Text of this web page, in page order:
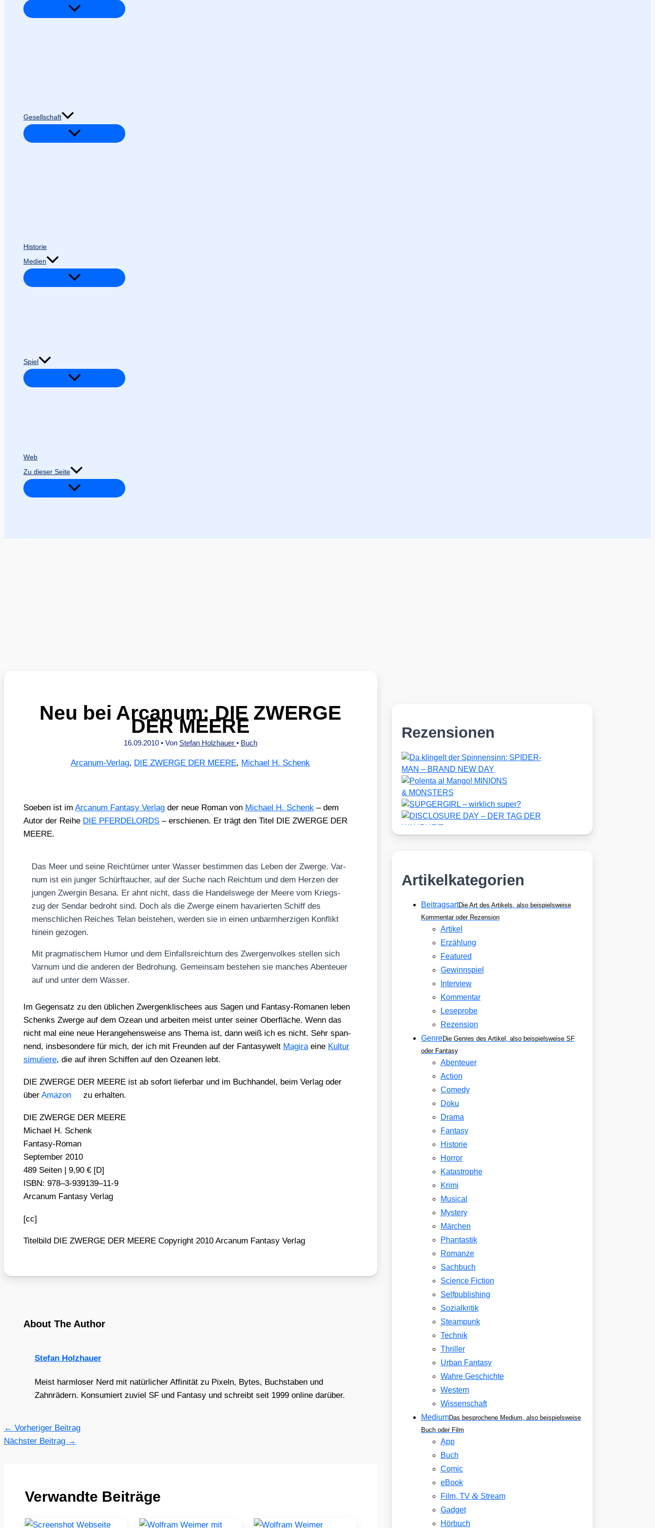
Gesellschaft
Historie
Medien
Spiel
Web
Zu dieser Seite
Neu bei Arcanum: DIE ZWERGE
DER MEERE
16.09.2010 • Von Stefan Holzhauer • Buch
Arcanum-Verlag, DIE ZWERGE DER MEERE, Michael H. Schenk
Soeben ist im Arca­num Fan­ta­sy Ver­lag der neue Roman von Micha­el H. Schenk – dem
Autor der Rei­he DIE PFERDELORDS – erschie­nen. Er trägt den Titel DIE ZWERGE DER
MEERE.
Das Meer und sei­ne Reich­tü­mer unter Was­ser bestim­men das Leben der Zwer­ge. Var­
num ist ein jun­ger Schürf­tau­cher, auf der Suche nach Reich­tum und dem Her­zen der
jun­gen Zwer­gin Besa­na. Er ahnt nicht, dass die Han­dels­we­ge der Mee­re vom Kriegs­
zug der Sen­dar bedroht sind. Doch als die Zwer­ge einem hava­rier­ten Schiff des
mensch­li­chen Rei­ches Telan bei­ste­hen, wer­den sie in einen unbarm­her­zi­gen Kon­flikt
hin­ein gezo­gen.
Mit prag­ma­ti­schem Humor und dem Ein­falls­reich­tum des Zwer­gen­vol­kes stel­len sich
Var­num und die ande­ren der Bedro­hung. Gemein­sam bestehen sie man­ches Aben­teu­er
auf und unter dem Was­ser.
Im Gegen­satz zu den übli­chen Zwer­gen­kli­schees aus Sagen und Fan­ta­sy-Roma­nen leben
Schenks Zwer­ge auf dem Oze­an und arbei­ten meist unter sei­ner Ober­flä­che. Wenn das
nicht mal eine neue Her­an­ge­hens­wei­se ans The­ma ist, dann weiß ich es nicht. Sehr span­
nend, ins­be­son­de­re für mich, der ich mit Freun­den auf der Fan­ta­sy­welt Magi­raeine Kul­tur
simu­lie­re, die auf ihren Schif­fen auf den Ozea­nen lebt.
DIE ZWERGE DER MEERE ist ab sofort lie­fer­bar und im Buch­han­del, beim Ver­lag oder
über Ama­zon zu erhal­ten.
DIE ZWERGE DER MEERE
Micha­el H. Schenk
Fan­ta­sy-Roman
Sep­tem­ber 2010
489 Sei­ten | 9,90 € [D]
ISBN: 978–3‑939139–11‑9
Arca­num Fan­ta­sy Ver­lag
[cc]
Titel­bild DIE ZWERGE DER MEERE Copy­right 2010 Arca­num Fan­ta­sy Ver­lag
About The Author
Stefan Holzhauer
Meist harmloser Nerd mit natürlicher Affinität zu Pixeln, Bytes, Buchstaben und
Zahnrädern. Konsumiert zuviel SF und Fantasy und schreibt seit 1999 online darüber.
← Vorheriger Beitrag
Nächster Beitrag →
Verwandte Beiträge
Rezensionen
Artikelkategorien
BeitragsartDie Art des Artikels, also beispielsweise
Kommentar oder Rezension
Artikel
Erzählung
Featured
Gewinnspiel
Interview
Kommentar
Leseprobe
Rezension
GenreDie Genres des Artikel, also beispielsweise SF
oder Fantasy
Abenteuer
Action
Comedy
Doku
Drama
Fantasy
Historie
Horror
Katastrophe
Krimi
Musical
Mystery
Märchen
Phantastik
Romanze
Sachbuch
Science Fiction
Selfpublishing
Sozialkritik
Steampunk
Technik
Thriller
Urban Fantasy
Wahre Geschichte
Western
Wissenschaft
MediumDas besprochene Medium, also beispielsweise
Buch oder Film
App
Buch
Comic
eBook
Film, TV &Stream
Gadget
Hörbuch